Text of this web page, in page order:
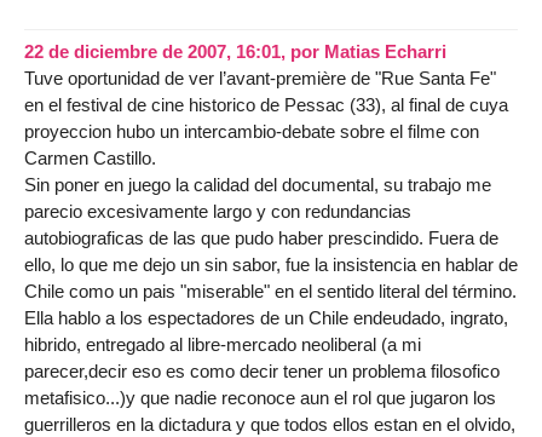
22 de diciembre de 2007, 16:01, por Matias Echarri
Tuve oportunidad de ver l’avant-première de "Rue Santa Fe"
en el festival de cine historico de Pessac (33), al final de cuya
proyeccion hubo un intercambio-debate sobre el filme con
Carmen Castillo.
Sin poner en juego la calidad del documental, su trabajo me
parecio excesivamente largo y con redundancias
autobiograficas de las que pudo haber prescindido. Fuera de
ello, lo que me dejo un sin sabor, fue la insistencia en hablar de
Chile como un pais "miserable" en el sentido literal del término.
Ella hablo a los espectadores de un Chile endeudado, ingrato,
hibrido, entregado al libre-mercado neoliberal (a mi
parecer,decir eso es como decir tener un problema filosofico
metafisico...)y que nadie reconoce aun el rol que jugaron los
guerrilleros en la dictadura y que todos ellos estan en el olvido,